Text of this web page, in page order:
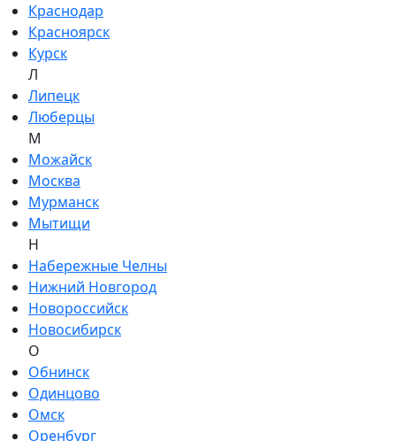
Краснодар
Красноярск
Курск
Л
Липецк
Люберцы
М
Можайск
Москва
Мурманск
Мытищи
Н
Набережные Челны
Нижний Новгород
Новороссийск
Новосибирск
О
Обнинск
Одинцово
Омск
Оренбург